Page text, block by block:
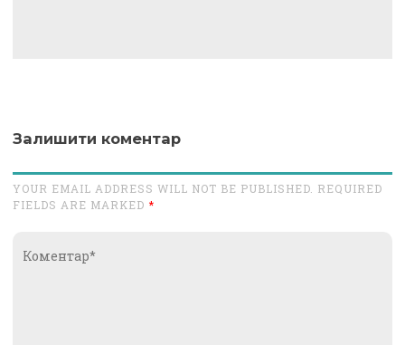
Залишити коментар
YOUR EMAIL ADDRESS WILL NOT BE PUBLISHED. REQUIRED
FIELDS ARE MARKED *